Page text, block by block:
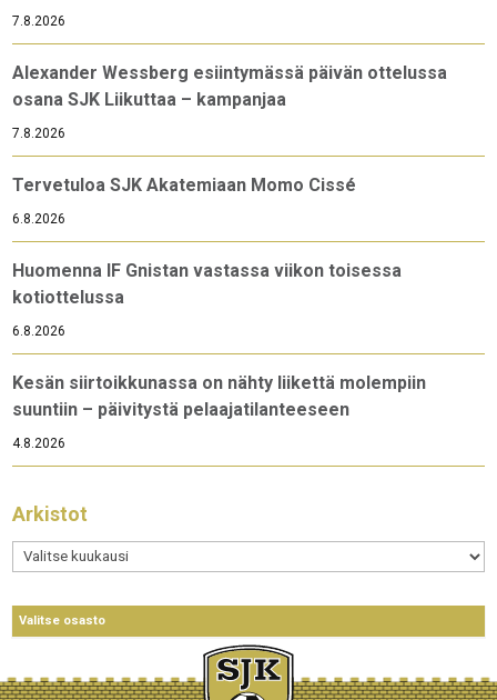
7.8.2026
Alexander Wessberg esiintymässä päivän ottelussa
osana SJK Liikuttaa – kampanjaa
7.8.2026
Tervetuloa SJK Akatemiaan Momo Cissé
6.8.2026
Huomenna IF Gnistan vastassa viikon toisessa
kotiottelussa
6.8.2026
Kesän siirtoikkunassa on nähty liikettä molempiin
suuntiin – päivitystä pelaajatilanteeseen
4.8.2026
Arkistot
Arkistot